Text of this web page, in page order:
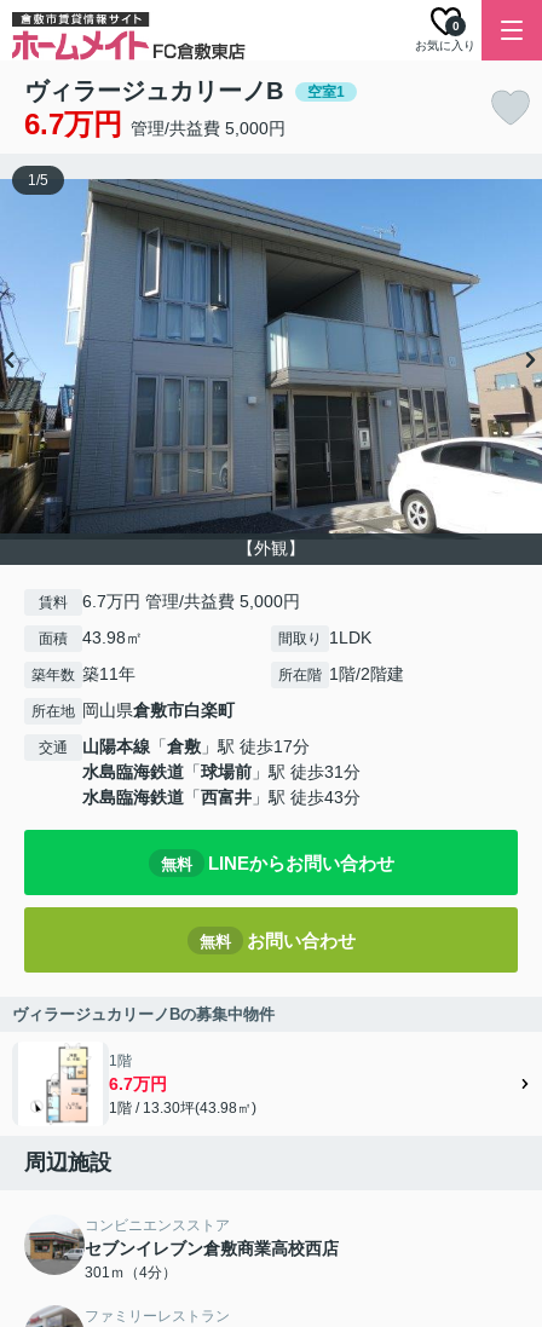
お気に入り
0
ヴィラージュカリーノB 空室1
6.7万円 管理/共益費 5,000円
【外観】
1/5
賃料 6.7万円 管理/共益費 5,000円
面積 43.98㎡ 間取り 1LDK
築年数 築11年 所在階 1階/2階建
所在地 岡山県倉敷市白楽町
交通 山陽本線 「倉敷 」駅 徒歩17分
水島臨海鉄道 「球場前 」駅 徒歩31分
水島臨海鉄道 「西富井 」駅 徒歩43分
無料 LINEからお問い合わせ
無料 お問い合わせ
ヴィラージュカリーノBの募集中物件
1階
6.7万円
1階 / 13.30坪(43.98㎡)
周辺施設
コンビニエンスストア
セブンイレブン倉敷商業高校西店
301ｍ（4分）
ファミリーレストラン